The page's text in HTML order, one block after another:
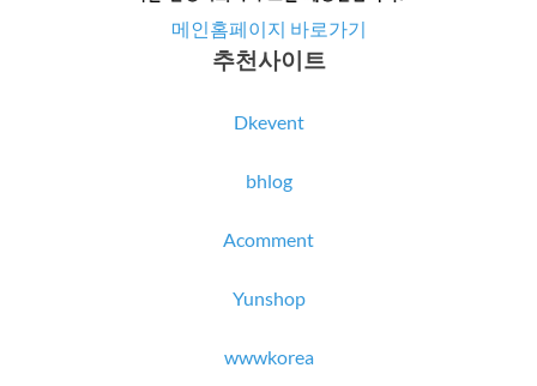
메인홈페이지 바로가기
추천사이트
Dkevent
bhlog
Acomment
Yunshop
wwwkorea